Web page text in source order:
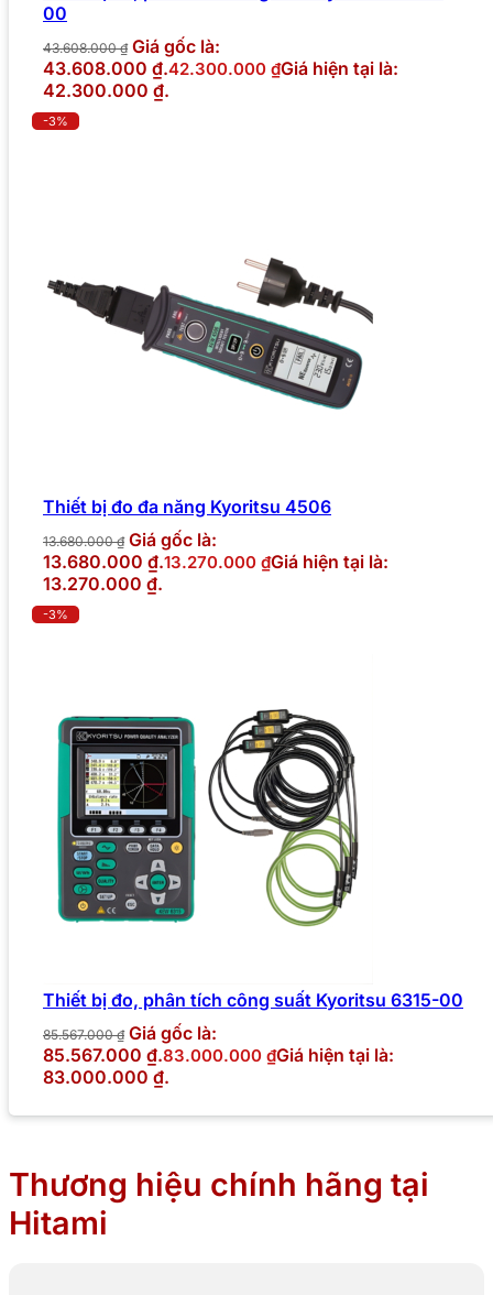
00
43.608.000₫ Giá gốc là:
43.608.000 ₫.42.300.000 ₫Giá hiện tại là:
42.300.000 ₫.
-3%
Thiết bị đo đa năng Kyoritsu 4506
13.680.000₫ Giá gốc là:
13.680.000 ₫.13.270.000 ₫Giá hiện tại là:
13.270.000 ₫.
-3%
Thiết bị đo, phân tích công suất Kyoritsu 6315-00
85.567.000₫ Giá gốc là:
85.567.000 ₫.83.000.000 ₫Giá hiện tại là:
83.000.000 ₫.
Thương hiệu chính hãng tại
Hitami